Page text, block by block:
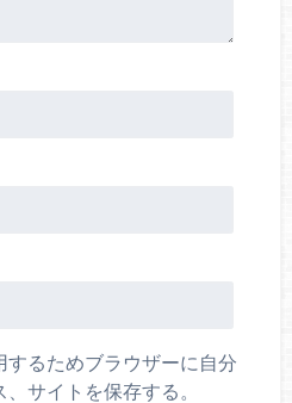
するためブラウザーに自分
サイトを保存する。